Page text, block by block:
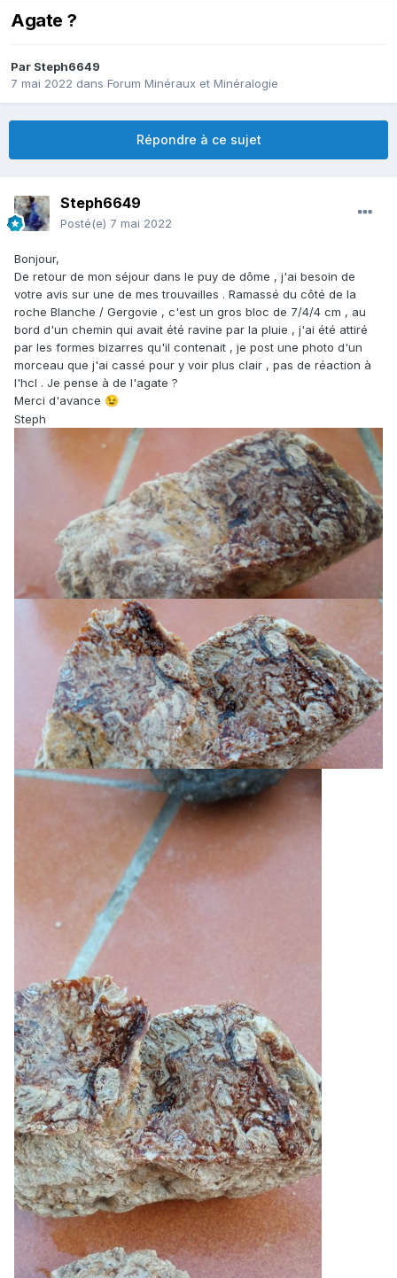
Agate ?
Par Steph6649
7 mai 2022 dans Forum Minéraux et Minéralogie
Répondre à ce sujet
Steph6649
Posté(e) 7 mai 2022
Bonjour,
De retour de mon séjour dans le puy de dôme , j'ai besoin de
votre avis sur une de mes trouvailles . Ramassé du côté de la
roche Blanche / Gergovie , c'est un gros bloc de 7/4/4 cm , au
bord d'un chemin qui avait été ravine par la pluie , j'ai été attiré
par les formes bizarres qu'il contenait , je post une photo d'un
morceau que j'ai cassé pour y voir plus clair , pas de réaction à
l'hcl . Je pense à de l'agate ?
Merci d'avance 😉
Steph